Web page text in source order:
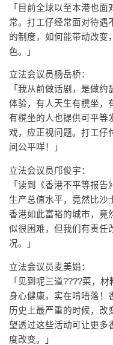
「目前全球以至本港也
常。打工仔经常面对待遇
的制度，如何能带动改变
色。」
立法会议员杨岳桥：
「我从前做话剧，是做
体验，有人天生有櫈坐，
有櫈坐的人也提供可平等
戏，应正视问题。打工仔
问公平咩！」
立法会议员邝俊宇：
「读到《香港不平等报
生产总值水平，竟然比沙
香港如此富裕的城市，竟
似很困难，但我们有责任
况。」
立法会议员麦美娟：
「见到呢三道????菜，
身心健康，实在啃唔落！
历史上最严重的时候，改
望透过这些活动可让更多
度改变。」